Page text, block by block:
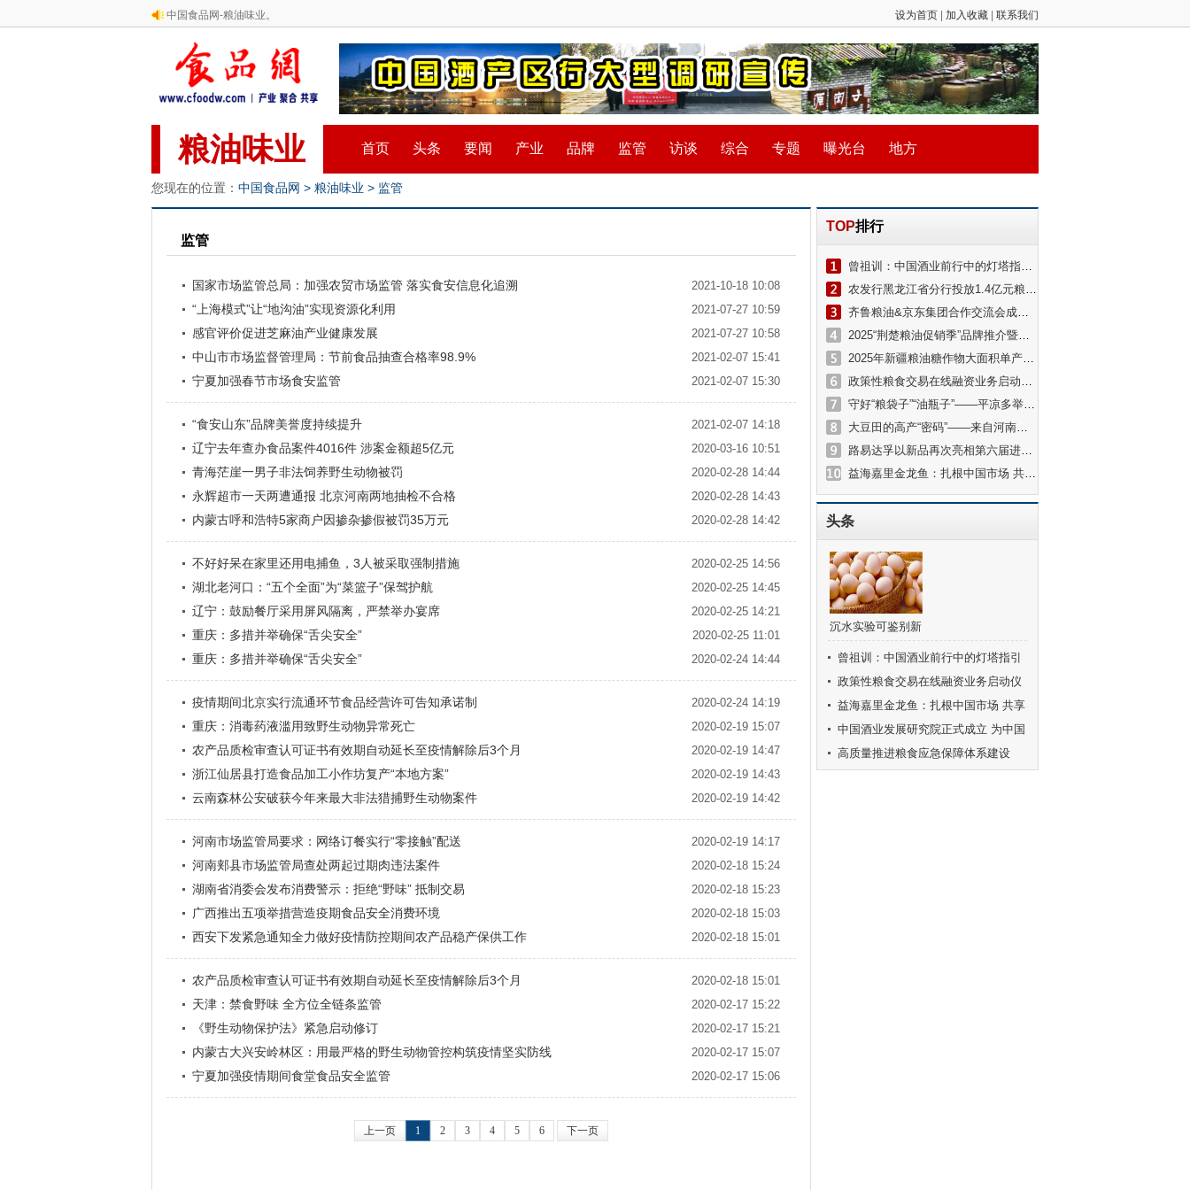
中国食品网-粮油味业。 设为首页 加入收藏 联系我们
粮油味业 首页 头条 要闻 产业 品牌 监管 访谈 综合 专题 曝光台 地方
您现在的位置： 中国食品网 > 粮油味业 > 监管
监管
国家市场监管总局：加强农贸市场监管 落实食安信息化追溯 2021-10-18 10:08
“上海模式”让“地沟油”实现资源化利用 2021-07-27 10:59
感官评价促进芝麻油产业健康发展 2021-07-27 10:58
中山市市场监督管理局：节前食品抽查合格率98.9% 2021-02-07 15:41
宁夏加强春节市场食安监管 2021-02-07 15:30
“食安山东”品牌美誉度持续提升 2021-02-07 14:18
辽宁去年查办食品案件4016件 涉案金额超5亿元 2020-03-16 10:51
青海茫崖一男子非法饲养野生动物被罚 2020-02-28 14:44
永辉超市一天两遭通报 北京河南两地抽检不合格 2020-02-28 14:43
内蒙古呼和浩特5家商户因掺杂掺假被罚35万元 2020-02-28 14:42
不好好呆在家里还用电捕鱼，3人被采取强制措施 2020-02-25 14:56
湖北老河口：“五个全面”为“菜篮子”保驾护航 2020-02-25 14:45
辽宁：鼓励餐厅采用屏风隔离，严禁举办宴席 2020-02-25 14:21
重庆：多措并举确保“舌尖安全” 2020-02-25 11:01
重庆：多措并举确保“舌尖安全” 2020-02-24 14:44
疫情期间北京实行流通环节食品经营许可告知承诺制 2020-02-24 14:19
重庆：消毒药液滥用致野生动物异常死亡 2020-02-19 15:07
农产品质检审查认可证书有效期自动延长至疫情解除后3个月 2020-02-19 14:47
浙江仙居县打造食品加工小作坊复产“本地方案” 2020-02-19 14:43
云南森林公安破获今年来最大非法猎捕野生动物案件 2020-02-19 14:42
河南市场监管局要求：网络订餐实行“零接触”配送 2020-02-19 14:17
河南郏县市场监管局查处两起过期肉违法案件 2020-02-18 15:24
湖南省消委会发布消费警示：拒绝“野味” 抵制交易 2020-02-18 15:23
广西推出五项举措营造疫期食品安全消费环境 2020-02-18 15:03
西安下发紧急通知全力做好疫情防控期间农产品稳产保供工作 2020-02-18 15:01
农产品质检审查认可证书有效期自动延长至疫情解除后3个月 2020-02-18 15:01
天津：禁食野味 全方位全链条监管 2020-02-17 15:22
《野生动物保护法》紧急启动修订 2020-02-17 15:21
内蒙古大兴安岭林区：用最严格的野生动物管控构筑疫情坚实防线 2020-02-17 15:07
宁夏加强疫情期间食堂食品安全监管 2020-02-17 15:06
上一页 1 2 3 4 5 6 下一页
TOP排行
曾祖训：中国酒业前行中的灯塔指引着酒业健康发展的方向
农发行黑龙江省分行投放1.4亿元粮油贷款支持企业粮食收储
齐鲁粮油&京东集团合作交流会成功举办
2025“荆楚粮油促销季”品牌推介暨首场全谷物科学膳食宣传推广活动在武汉举办
2025年新疆粮油糖作物大面积单产提升科技支撑工作推进会在疏勒县召开
政策性粮食交易在线融资业务启动仪式在京举行
守好“粮袋子”“油瓶子”——平凉多举措确保粮油市场货丰价稳
大豆田的高产“密码”——来自河南新乡获嘉县的调查
路易达孚以新品再次亮相第六届进博会，致敬在华50年发展历程
益海嘉里金龙鱼：扎根中国市场 共享可持续美好未来
头条
沉水实验可鉴别新
鲜度 赶快拿出鸡
蛋试试
曾祖训：中国酒业前行中的灯塔指引
着酒业健康发展的方向
政策性粮食交易在线融资业务启动仪
式在京举行
益海嘉里金龙鱼：扎根中国市场 共享
可持续美好未来
中国酒业发展研究院正式成立 为中国
酒业高质量发展注入澎湃新动力
高质量推进粮食应急保障体系建设